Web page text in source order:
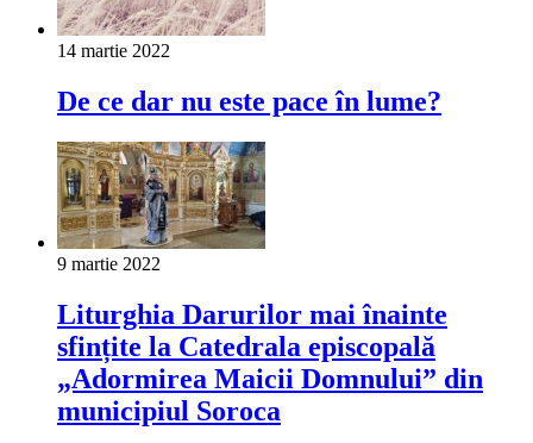
14 martie 2022
De ce dar nu este pace în lume?
9 martie 2022
Liturghia Darurilor mai înainte
sfințite la Catedrala episcopală
„Adormirea Maicii Domnului” din
municipiul Soroca